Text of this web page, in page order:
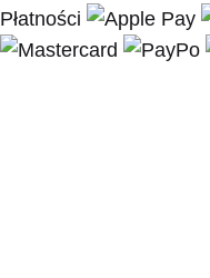
Płatności